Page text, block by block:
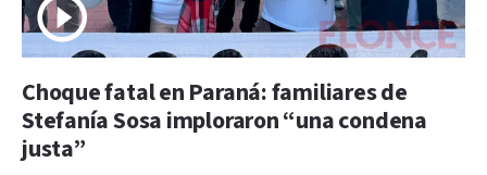
Choque fatal en Paraná: familiares de
Stefanía Sosa imploraron “una condena
justa”